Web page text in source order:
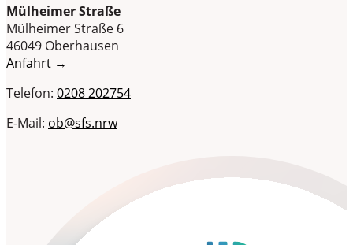
Mülheimer Straße
Mülheimer Straße 6
46049 Oberhausen
Anfahrt →
Telefon: 0208 202754
E-Mail: ob@sfs.nrw